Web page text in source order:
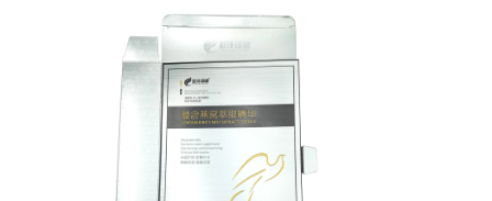
τσάντες δώρων εγγράφου
Άκαμπτο κιβώτιο δώρων
πτυσσόμενο χαρτοκιβώτιο
Πίνακα απεικόνισης μετρητή